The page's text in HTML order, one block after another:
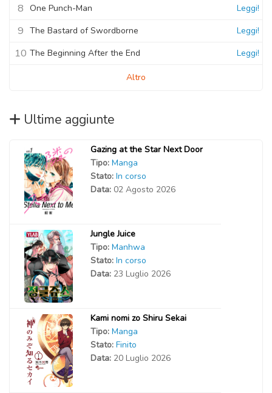
8 One Punch-Man Leggi!
9 The Bastard of Swordborne Leggi!
10 The Beginning After the End Leggi!
Altro
Ultime aggiunte
Gazing at the Star Next Door
Tipo: Manga
Stato: In corso
Data: 02 Agosto 2026
Jungle Juice
Tipo: Manhwa
Stato: In corso
Data: 23 Luglio 2026
Kami nomi zo Shiru Sekai
Tipo: Manga
Stato: Finito
Data: 20 Luglio 2026